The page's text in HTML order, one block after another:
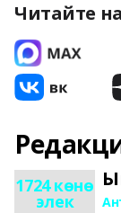
Читайте
1724 көнө
элек